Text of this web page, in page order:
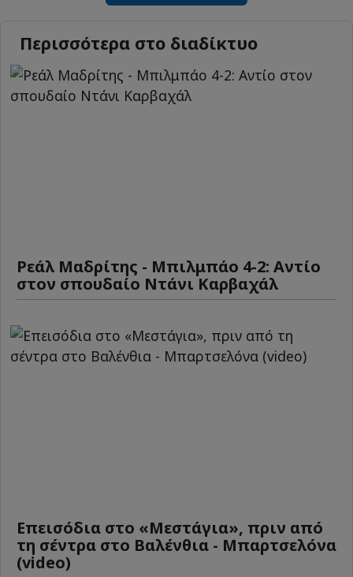
Περισσότερα στο διαδίκτυο
Ρεάλ Μαδρίτης - Μπιλμπάο 4-2: Αντίο
στον σπουδαίο Ντάνι Καρβαχάλ
Επεισόδια στο «Μεστάγια», πριν από
τη σέντρα στο Βαλένθια - Μπαρτσελόνα
(video)